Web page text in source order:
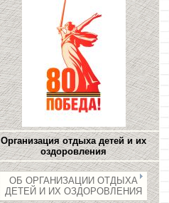
Организация отдыха детей и их
оздоровления
ОБ ОРГАНИЗАЦИИ ОТДЫХА
ДЕТЕЙ И ИХ ОЗДОРОВЛЕНИЯ